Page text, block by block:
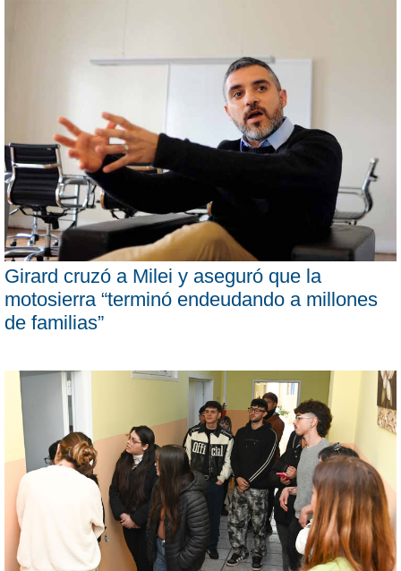
Girard cruzó a Milei y aseguró que la
motosierra “terminó endeudando a millones
de familias”